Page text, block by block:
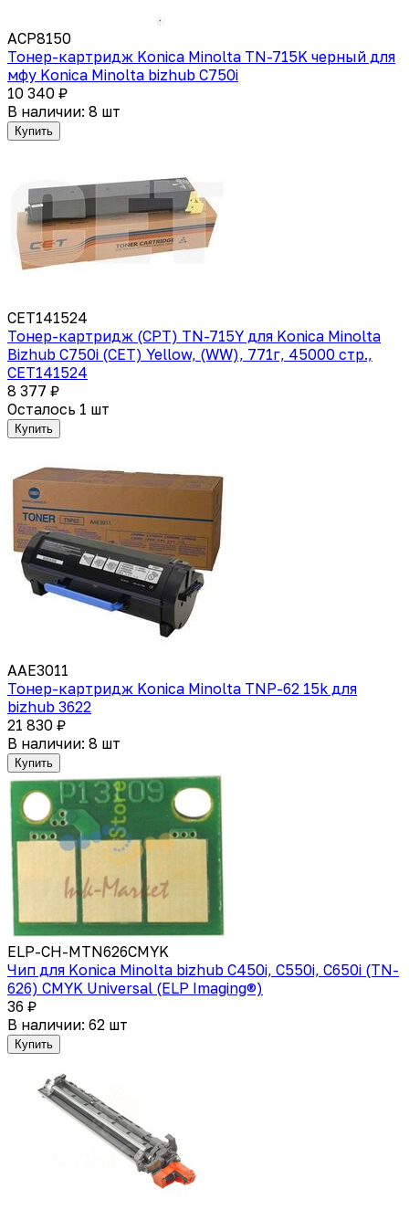
ACP8150
Тонер-картридж Konica Minolta TN-715K черный для
мфу Konica Minolta bizhub C750i
10 340 ₽
В наличии: 8 шт
Купить
CET141524
Тонер-картридж (CPT) TN-715Y для Konica Minolta
Bizhub C750i (CET) Yellow, (WW), 771г, 45000 стр.,
CET141524
8 377 ₽
Осталось 1 шт
Купить
AAE3011
Тонер-картридж Konica Minolta TNP-62 15k для
bizhub 3622
21 830 ₽
В наличии: 8 шт
Купить
ELP-CH-MTN626CMYK
Чип для Konica Minolta bizhub C450i, C550i, C650i (TN-
626) CMYK Universal (ELP Imaging®)
36 ₽
В наличии: 62 шт
Купить